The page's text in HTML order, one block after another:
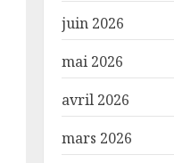
juin 2026
mai 2026
avril 2026
mars 2026